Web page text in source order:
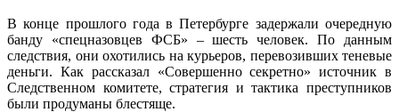
В конце прошлого года в Петербурге задержали очередную
банду «спецназовцев ФСБ» – шесть человек. По данным
следствия, они охотились на курьеров, перевозивших теневые
деньги. Как рассказал «Совершенно секретно» источник в
Следственном комитете, стратегия и тактика преступников
были продуманы блестяще.